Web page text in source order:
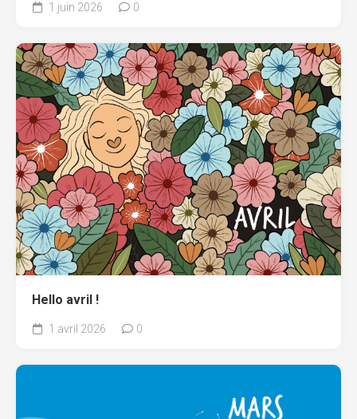
1 juin 2026 0
Hello avril !
1 avril 2026 0